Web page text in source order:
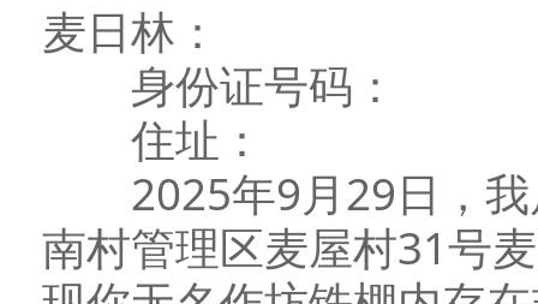
麦日林：
身份证号码：
住址：
2025年9月29日，我
南村管理区麦屋村31号